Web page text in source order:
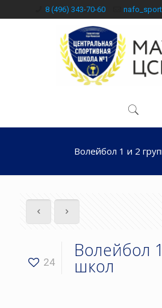
8 (496) 343-70-60
Волейбол 1 и 2
24
Волейбол
школ